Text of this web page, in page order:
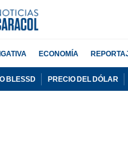
ECONOMÍA
BLESSD PRECIO DEL DÓLAR